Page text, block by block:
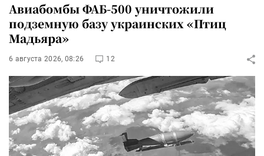
Авиабомбы ФАБ-500 уничтожили
подземную базу украинских «Птиц
Мадьяра»
6 августа 2026, 08:26 12